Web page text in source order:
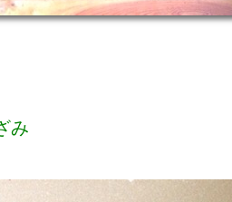
み